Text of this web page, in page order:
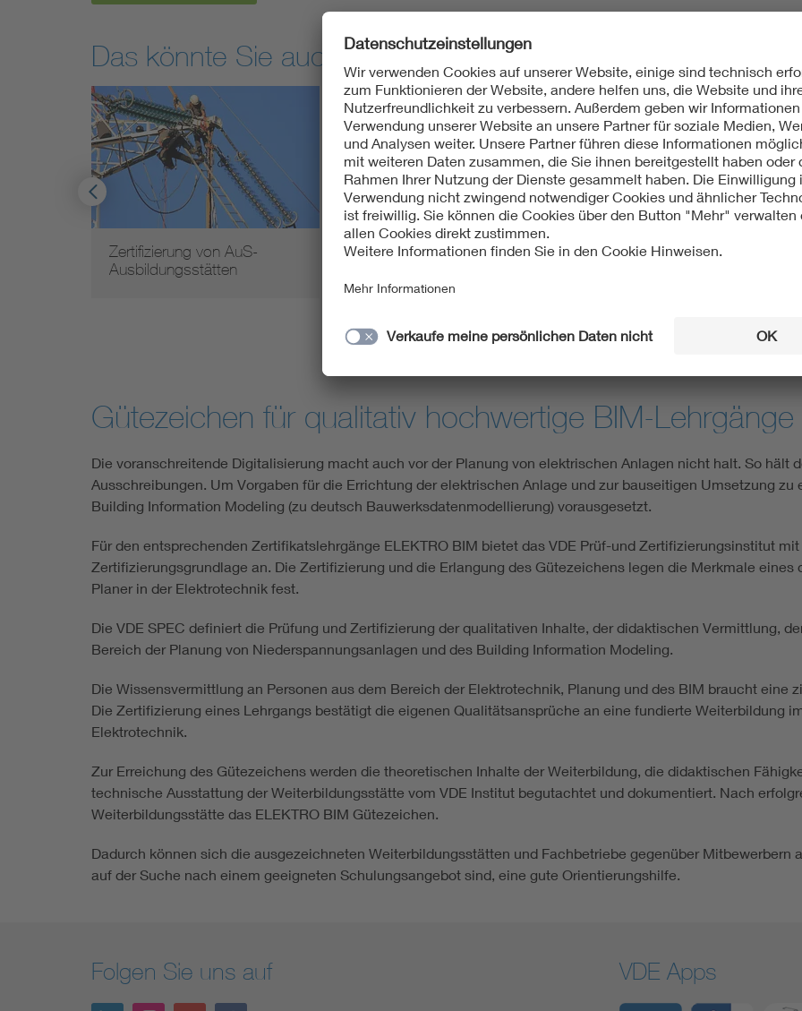
Das könnte Sie auch interessieren
Zertifizierung von AuS-
Ausbildungsstätten
Energieeffizienz und
Technisches
Gütezeichen für qualitativ hochwertige BIM-Lehrgänge
Die voranschreitende Digitalisierung macht auch vor der Planung von elektrischen Anlagen nicht halt. So hält
Ausschreibungen. Um Vorgaben für die Errichtung der elektrischen Anlage und zur bauseitigen Umsetzung
Building Information Modeling (zu deutsch Bauwerksdatenmodellierung) vorausgesetzt.
Für den entsprechenden Zertifikatslehrgänge ELEKTRO BIM bietet das VDE Prüf-und Zertifizierungsinstitut
Zertifizierungsgrundlage an. Die Zertifizierung und die Erlangung des Gütezeichens legen die Merkmale
Planer in der Elektrotechnik fest.
Die VDE SPEC definiert die Prüfung und Zertifizierung der qualitativen Inhalte, der didaktischen Vermittlung,
Bereich der Planung von Niederspannungsanlagen und des Building Information Modeling.
Die Wissensvermittlung an Personen aus dem Bereich der Elektrotechnik, Planung und des BIM braucht
Die Zertifizierung eines Lehrgangs bestätigt die eigenen Qualitätsansprüche an eine fundierte Weiterbildung
Elektrotechnik.
Zur Erreichung des Gütezeichens werden die theoretischen Inhalte der Weiterbildung, die didaktischen
technische Ausstattung der Weiterbildungsstätte vom VDE Institut begutachtet und dokumentiert. Nach
Weiterbildungsstätte das ELEKTRO BIM Gütezeichen.
Dadurch können sich die ausgezeichneten Weiterbildungsstätten und Fachbetriebe gegenüber Mitbewerbern
auf der Suche nach einem geeigneten Schulungsangebot sind, eine gute Orientierungshilfe.
Folgen Sie uns auf VDE Apps